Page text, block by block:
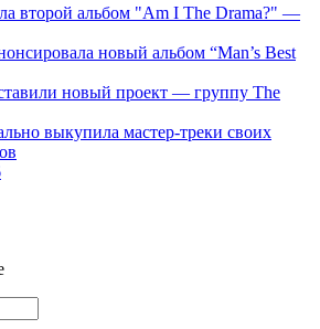
второй альбом "Am I The Drama?" —
новый альбом “Man’s Best
новый проект — группу The
выкупила мастер-треки своих